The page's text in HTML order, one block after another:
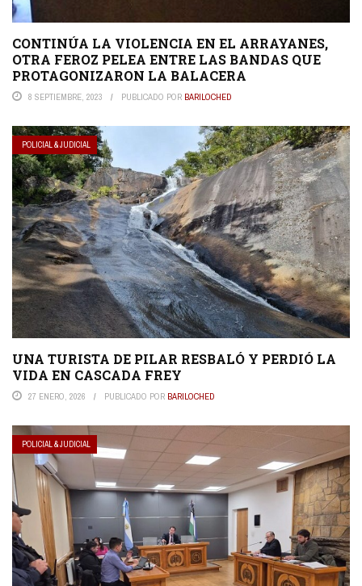
CONTINÚA LA VIOLENCIA EN EL ARRAYANES,
OTRA FEROZ PELEA ENTRE LAS BANDAS QUE
PROTAGONIZARON LA BALACERA
8 SEPTIEMBRE, 2023 PUBLICADO POR BARILOCHED
POLICIAL & JUDICIAL
UNA TURISTA DE PILAR RESBALÓ Y PERDIÓ LA
VIDA EN CASCADA FREY
27 ENERO, 2026 PUBLICADO POR BARILOCHED
POLICIAL & JUDICIAL